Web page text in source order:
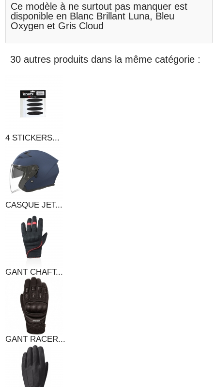
Ce modèle à ne surtout pas manquer est
disponible en Blanc Brillant Luna, Bleu
Oxygen et Gris Cloud
30 autres produits dans la même catégorie :
4 STICKERS...
CASQUE JET...
GANT CHAFT...
GANT RACER...